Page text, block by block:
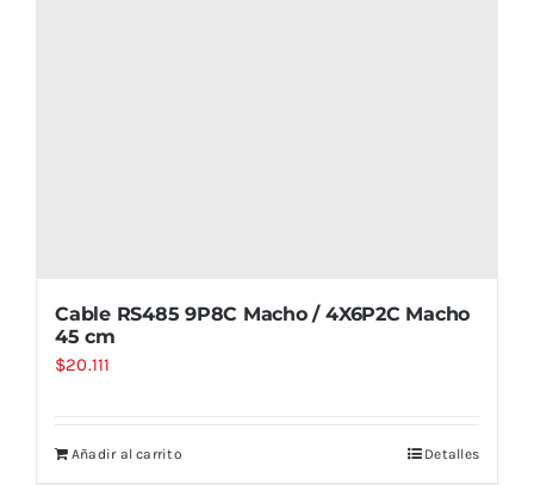
Cable RS485 9P8C Macho / 4X6P2C Macho
45 cm
$20.111
Añadir al carrito Detalles